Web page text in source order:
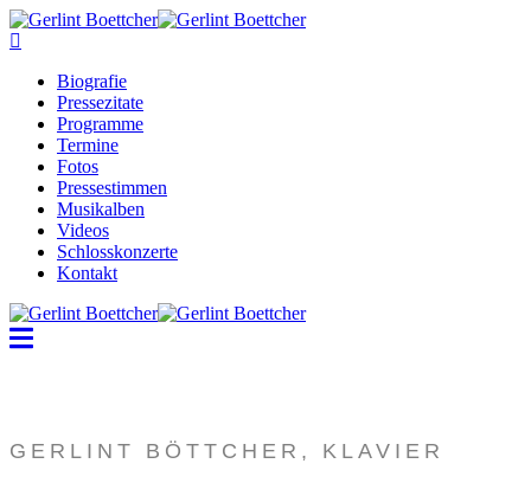
Biografie
Pressezitate
Programme
Termine
Fotos
Pressestimmen
Musikalben
Videos
Schlosskonzerte
Kontakt
GERLINT BÖTTCHER, KLAVIER